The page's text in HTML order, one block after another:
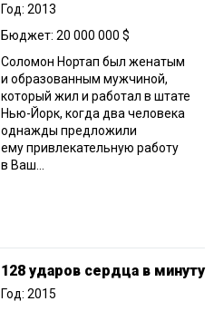
Год: 2013
Бюджет: 20 000 000 $
Соломон Нортап был женатым
и образованным мужчиной,
который жил и работал в штате
Нью-Йорк, когда два человека
однажды предложили
ему привлекательную работу
в Ваш...
128 ударов сердца в минуту
Год: 2015